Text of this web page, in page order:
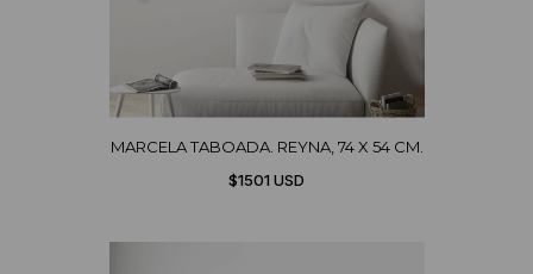
MARCELA TABOADA. REYNA, 74 X 54 CM.
$1501 USD